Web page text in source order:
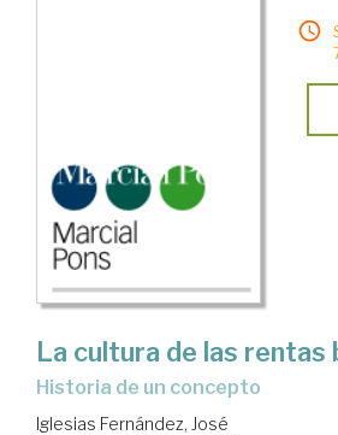
La cultura de las rentas
historia de un concepto
Iglesias Fernández, José